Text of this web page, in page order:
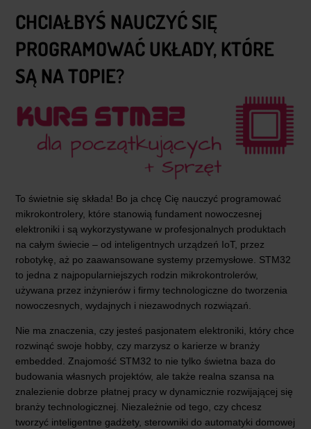
CHCIAŁBYŚ NAUCZYĆ SIĘ
PROGRAMOWAĆ UKŁADY, KTÓRE
SĄ NA TOPIE?
To świetnie się składa! Bo ja chcę Cię nauczyć programować
mikrokontrolery, które stanowią fundament nowoczesnej
elektroniki i są wykorzystywane w profesjonalnych produktach
na całym świecie – od inteligentnych urządzeń IoT, przez
robotykę, aż po zaawansowane systemy przemysłowe. STM32
to jedna z najpopularniejszych rodzin mikrokontrolerów,
używana przez inżynierów i firmy technologiczne do tworzenia
nowoczesnych, wydajnych i niezawodnych rozwiązań.
Nie ma znaczenia, czy jesteś pasjonatem elektroniki, który chce
rozwinąć swoje hobby, czy marzysz o karierze w branży
embedded. Znajomość STM32 to nie tylko świetna baza do
budowania własnych projektów, ale także realna szansa na
znalezienie dobrze płatnej pracy w dynamicznie rozwijającej się
branży technologicznej. Niezależnie od tego, czy chcesz
tworzyć inteligentne gadżety, sterowniki do automatyki domowej